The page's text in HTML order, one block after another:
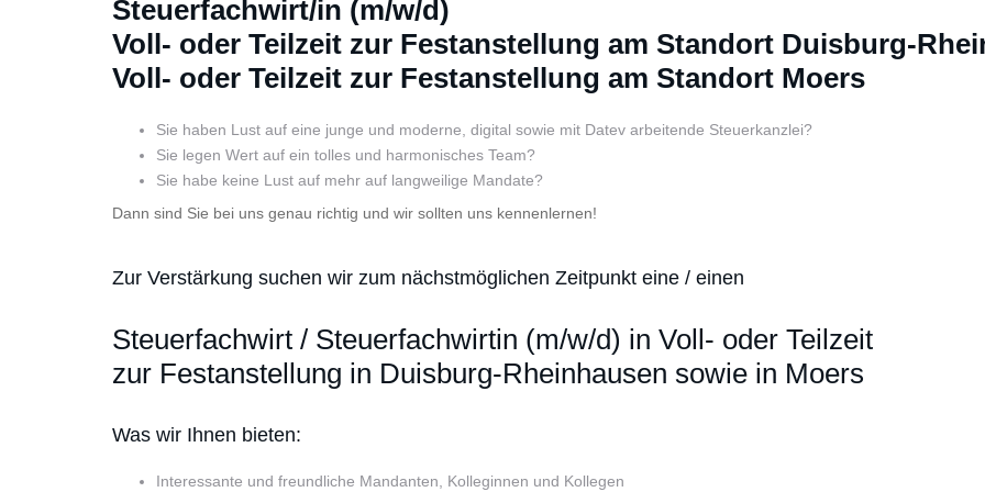
Steuerfachwirt/in (m/w/d)
Voll- oder Teilzeit zur Festanstellung am Standort Duisburg-
Voll- oder Teilzeit zur Festanstellung am Standort Moers
Sie haben Lust auf eine junge und moderne, digital sowie mit Datev arbeitende Steuerkanzlei?
Sie legen Wert auf ein tolles und harmonisches Team?
Sie habe keine Lust auf mehr auf langweilige Mandate?
Dann sind Sie bei uns genau richtig und wir sollten uns kennenlernen!
Zur Verstärkung suchen wir zum nächstmöglichen Zeitpunkt eine / einen
Steuerfachwirt / Steuerfachwirtin (m/w/d) in Voll- oder Teilzeit
zur Festanstellung in Duisburg-Rheinhausen sowie in Moers
Was wir Ihnen bieten:
Interessante und freundliche Mandanten, Kolleginnen und Kollegen